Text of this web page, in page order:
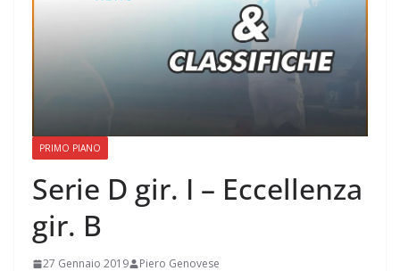
PRIMO PIANO
Serie D gir. I – Eccellenza
gir. B
27 Gennaio 2019 Piero Genovese